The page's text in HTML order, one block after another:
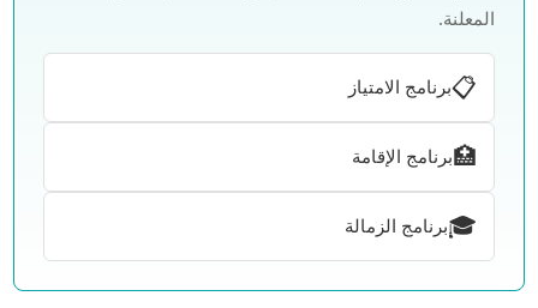
المعلنة.
📋برنامج الامتياز
🏥برنامج الإقامة
🎓برنامج الزمالة